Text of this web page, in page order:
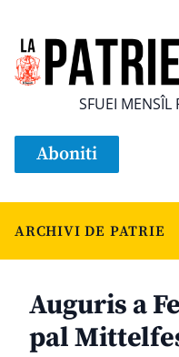
SFUEI
Aboniti
ARCHIVI DE PATRIE
Auguris a
pal